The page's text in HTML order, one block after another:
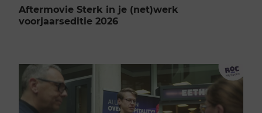
Aftermovie Sterk in je (net)werk
voorjaarseditie 2026